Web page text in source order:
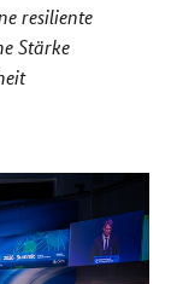
resiliente
Stärke